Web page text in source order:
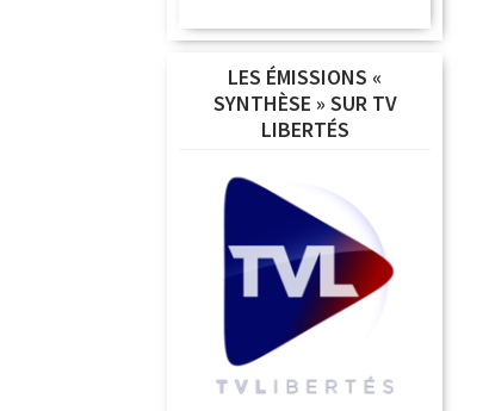
LES ÉMISSIONS «
SYNTHÈSE » SUR TV
LIBERTÉS